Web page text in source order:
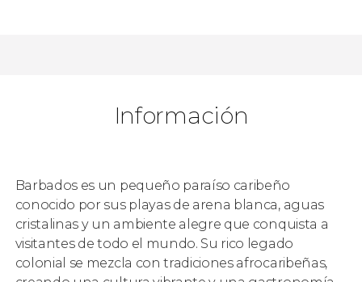
Información
Barbados es un pequeño paraíso caribeño
conocido por sus playas de arena blanca, aguas
cristalinas y un ambiente alegre que conquista a
visitantes de todo el mundo. Su rico legado
colonial se mezcla con tradiciones afrocaribeñas,